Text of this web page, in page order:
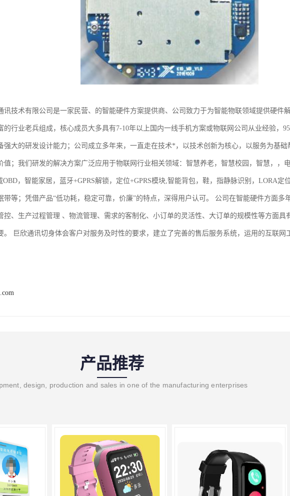
讯技术有限公司是一家民营、的智能硬件方案提供商、公司致力于为智能物联领域提供硬件
的行业老兵组成，核心成员大多具有7-10年以上国内一线手机方案或物联网公司从业经验，
强大的研发设计能力；公司成立多年来，一直走在技术*，以技术创新为核心，以服务为基础
值；我们研发的解决方案广泛应用于物联网行业相关领域：智慧养老，智慧校园，智慧，，
OBD，智能家居，蓝牙+GPRS解锁，定位+GPRS模块,智能背包，鞋，指静脉识别，LORA定
带等；凭借产品“低功耗，稳定可靠，价廉”的特点，深得用户认可。 公司在智能硬件方面多
控、生产过程管理 、物流管理、需求的客制化、小订单的灵活性、大订单的规模性等方面具
。 巨欣通讯切身体会客户对服务及时性的要求，建立了完善的售后服务系统，运用的互联网
产品推荐
design, production and sales in one of the manufacturing enterprises